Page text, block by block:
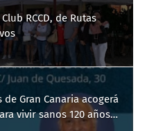
RCCD, de Rutas
Gran Canaria acogerá
vivir sanos 120 años”